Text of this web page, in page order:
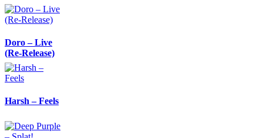
Doro – Live
(Re-Release)
Harsh – Feels